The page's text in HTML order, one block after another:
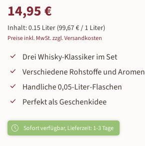
Regulärer Preis:
14,95 €
Inhalt:0.15 Liter (99,67 € / 1 Liter)
Preise inkl. MwSt. zzgl. Versandkosten
Drei Whisky-Klassiker im Set
Verschiedene Rohstoffe und Aromen
Handliche 0,05-Liter-Flaschen
Perfekt als Geschenkidee
Sofort verfügbar, Lieferzeit: 1-3 Tage